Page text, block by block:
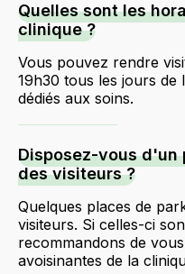
Quelles sont les
clinique ?
Vous pouvez rendre
19h30 tous les jours de
dédiés aux soins.
Disposez-vous d'un
des visiteurs ?
Quelques places de
visiteurs. Si celles-ci
recommandons de
avoisinantes de la